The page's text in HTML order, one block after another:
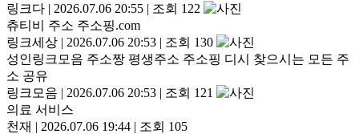
링크다 | 2026.07.06 20:55 | 조회 122
츄티비 주소 주소핑.com
링크세상 | 2026.07.06 20:53 | 조회 130
성인링크모음 주소짱 평생주소 주소핑 디시 찾으시는 모든 주
소 공유
링크모음 | 2026.07.06 20:53 | 조회 121
의료 서비스
천재 | 2026.07.06 19:44 | 조회 105